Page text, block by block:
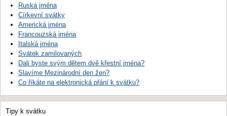
Ruská jména
Církevní svátky
Americká jména
Francouzská jména
Italská jména
Svátek zamilovaných
Dali byste svým dětem dvě křestní jména?
Slavíme Mezinárodní den žen?
Co říkáte na elektronická přání k svátku?
Tipy k svátku